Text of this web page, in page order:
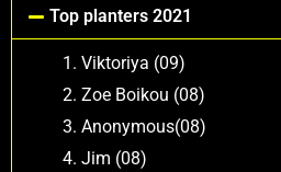
Top planters 2021
Viktoriya (09)
Zoe Boikou (08)
Anonymous(08)
Jim (08)